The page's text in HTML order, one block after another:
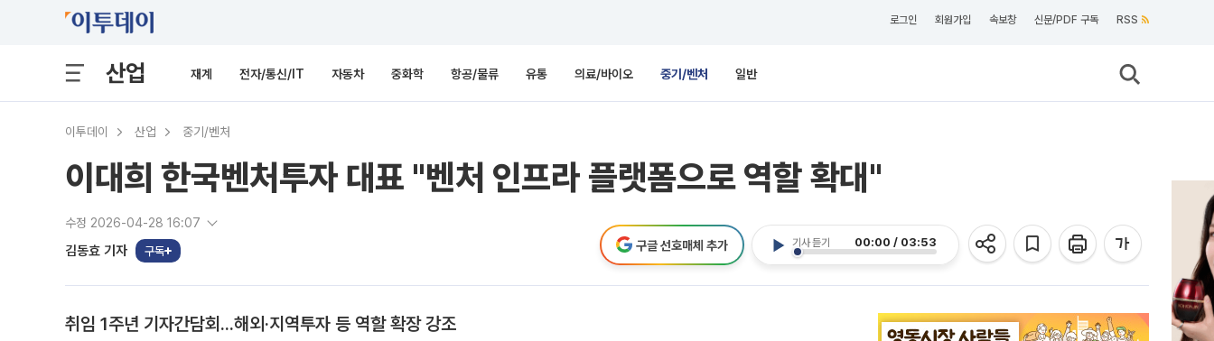
로그인 회원가입 속보창 신문/PDF 구독 RSS
산업 재계 전자/통신/IT 자동차 중화학 항공/물류 유통 의료/바이오 중기/벤처 일반
이투데이 산업 중기/벤처
이대희 한국벤처투자 대표 "벤처 인프라 플랫폼으로 역할 확대"
수정 2026-04-28 16:07
김동효 기자 구독
기사 듣기 00:00 / 03:53
구글 선호매체 추가
취임 1주년 기자간담회...해외·지역투자 등 역할 확장 강조